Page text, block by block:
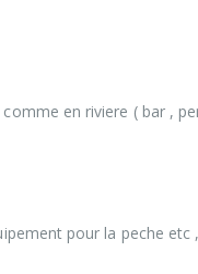
en riviere ( bar ,
pour la peche